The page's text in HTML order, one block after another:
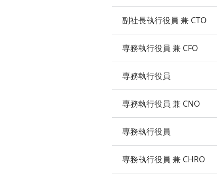
副社長執行役員 兼 CTO
専務執行役員 兼 CFO
専務執行役員
専務執行役員 兼 CNO
専務執行役員
専務執行役員 兼 CHRO